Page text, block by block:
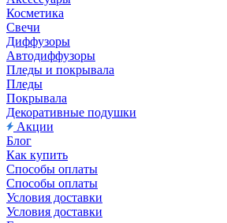
Косметика
Свечи
Диффузоры
Автодиффузоры
Пледы и покрывала
Пледы
Покрывала
Декоративные подушки
Акции
Блог
Как купить
Способы оплаты
Способы оплаты
Условия доставки
Условия доставки